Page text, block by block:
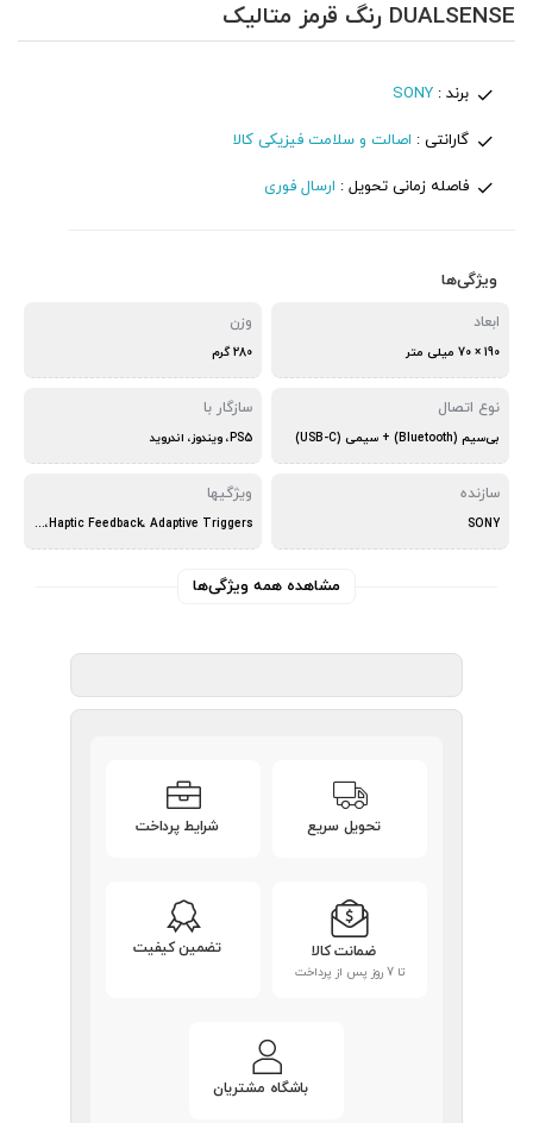
DUALSENSE رنگ قرمز متالیک
برند :SONY
گارانتی : اصالت و سلامت فیزیکی کالا
فاصله زمانی تحویل : ارسال فوری
ویژگی‌ها
ابعاد
190 × 70 میلی متر
وزن
280 گرم
نوع اتصال
بی‌سیم (Bluetooth) + سیمی (USB-C)
سازگار با
PS5، ویندوز، اندروید
سازنده
SONY
ویژگیها
Haptic Feedback، Adaptive Triggers، میکروفون
مشاهده همه ویژگی‌ها
تحویل سریع شرایط پرداخت
ضمانت کالا
تا 7 روز پس از پرداخت
تضمین کیفیت
باشگاه مشتریان